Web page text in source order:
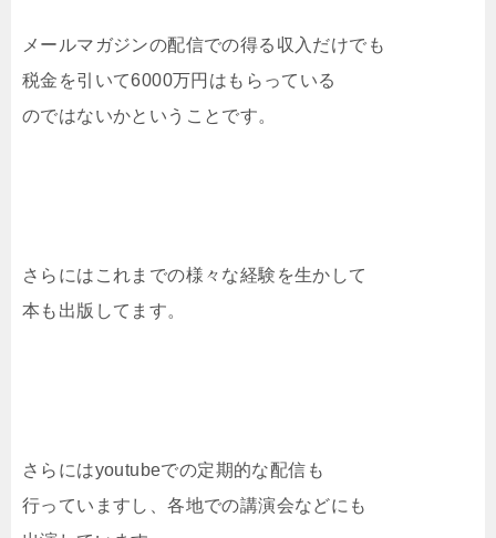
メールマガジンの配信での得る収入だけでも
税金を引いて6000万円はもらっている
のではないかということです。
さらにはこれまでの様々な経験を生かして
本も出版してます。
さらにはyoutubeでの定期的な配信も
行っていますし、各地での講演会などにも